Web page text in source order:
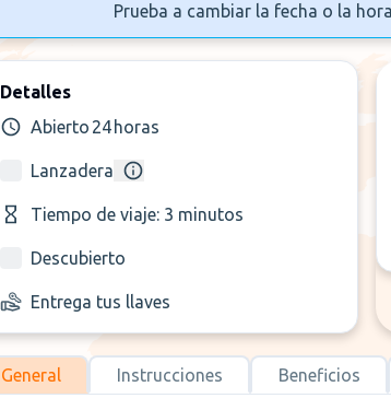
Prueba a cambiar la fecha o la
Detalles
Abierto 24 horas
Lanzadera
Tiempo de viaje: 3 minutos
Descubierto
Entrega tus llaves
General Instrucciones Beneficios